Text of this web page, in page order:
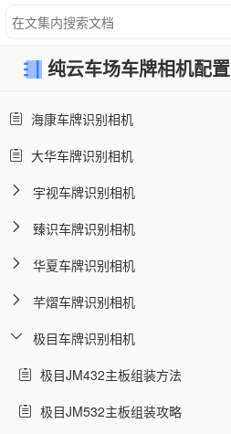
纯云车场车牌相机配置
海康车牌识别相机
大华车牌识别相机
宇视车牌识别相机
臻识车牌识别相机
华夏车牌识别相机
芊熠车牌识别相机
极目车牌识别相机
极目JM432主板组装方法
极目JM532主板组装攻略